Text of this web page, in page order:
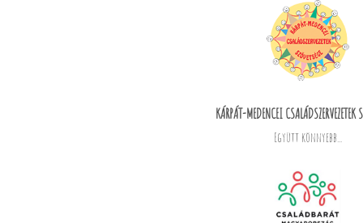
KÁRPÁT-MEDENCEI CSALÁDSZERVEZETEK
Együtt könnyebb...